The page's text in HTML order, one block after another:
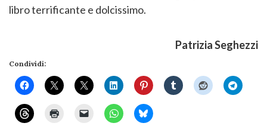
libro terrificante e dolcissimo.
Patrizia Seghezzi
Condividi: